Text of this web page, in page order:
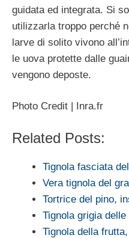
guidata ed integrata. Si
utilizzarla troppo perché
larve di solito vivono
le uova protette dalle
vengono deposte.
Photo Credit | Inra.fr
Related Posts:
Tignola fasciata
Vera tignola del
Tortrice del pino,
Tignola grigia
Tignola della